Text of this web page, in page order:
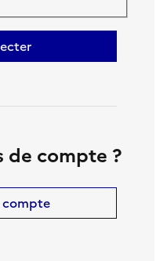
de compte ?
compte